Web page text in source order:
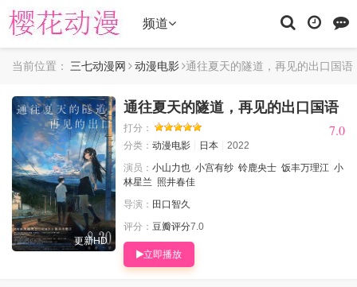
频道
当前位置： 三七动漫网 动漫电影 通往夏天的隧道，再见的出口国语
更新HD
通往夏天的隧道，再见的出口国语
打分： 7.0
分类： 动漫电影 日本
2022
演员： 小山力也 小宫有纱 铃鹿央士 饭丰万理江 小
林星兰 照井春佳
导演： 田口智久
评分： 豆瓣评分7.0
立即播放